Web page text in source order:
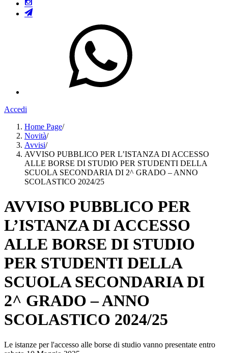
Accedi
Home Page/
Novità/
Avvisi/
AVVISO PUBBLICO PER L’ISTANZA DI ACCESSO
ALLE BORSE DI STUDIO PER STUDENTI DELLA
SCUOLA SECONDARIA DI 2^ GRADO – ANNO
SCOLASTICO 2024/25
AVVISO PUBBLICO PER
L’ISTANZA DI ACCESSO
ALLE BORSE DI STUDIO
PER STUDENTI DELLA
SCUOLA SECONDARIA DI
2^ GRADO – ANNO
SCOLASTICO 2024/25
Le istanze per l'accesso alle borse di studio vanno presentate entro